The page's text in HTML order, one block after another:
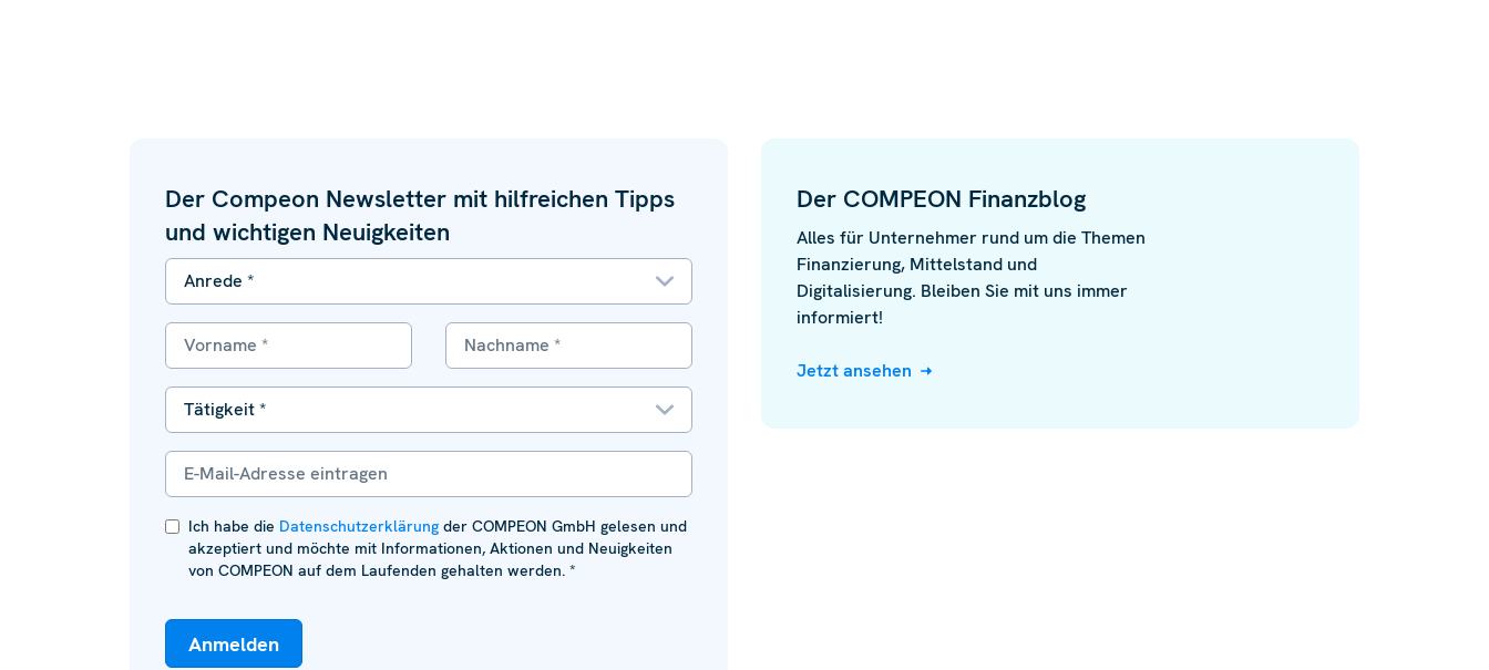
Der Compeon Newsletter mit hilfreichen Tipps
und wichtigen Neuigkeiten
Ich habe die Datenschutzerklärung der COMPEON GmbH gelesen und
akzeptiert und möchte mit Informationen, Aktionen und Neuigkeiten
von COMPEON auf dem Laufenden gehalten werden. *
Der COMPEON Finanzblog
Alles für Unternehmer rund um die Themen
Finanzierung, Mittelstand und
Digitalisierung. Bleiben Sie mit uns immer
informiert!
Jetzt ansehen